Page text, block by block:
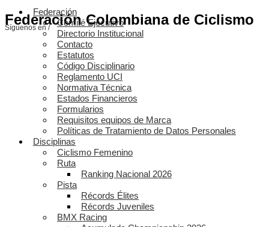
Federación Colombiana de Ciclismo
Síguenos en /
Federación
Comité Ejecutivo
Directorio Institucional
Contacto
Estatutos
Código Disciplinario
Reglamento UCI
Normativa Técnica
Estados Financieros
Formularios
Requisitos equipos de Marca
Políticas de Tratamiento de Datos Personales
Disciplinas
Ciclismo Femenino
Ruta
Ranking Nacional 2026
Pista
Récords Élites
Récords Juveniles
BMX Racing